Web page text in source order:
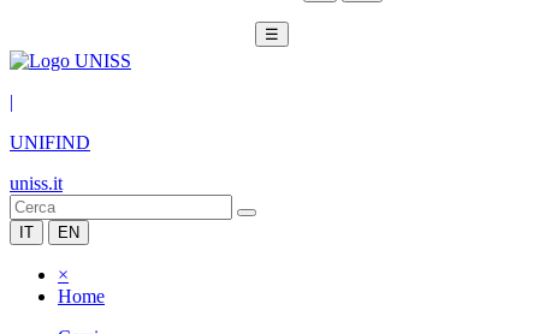
☰
|
UNIFIND
uniss.it
IT EN
×
Home